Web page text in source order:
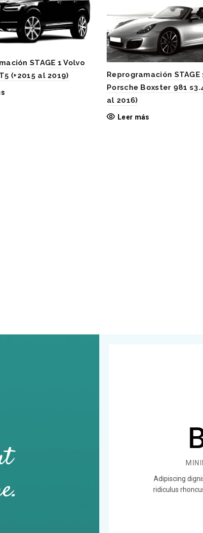
STAGE 1 Volvo
(+2015 al 2019)
Reprogramación STAGE
Porsche Boxster 981
al 2016)
Leer más
Adipiscing
ridiculus